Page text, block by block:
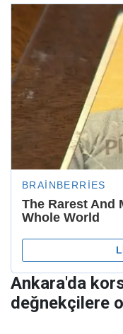
Ankara'da
değnekçilere